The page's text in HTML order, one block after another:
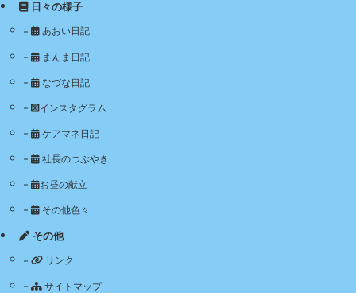
日々の様子
あおい日記
まんま日記
なづな日記
インスタグラム
ケアマネ日記
社長のつぶやき
お昼の献立
その他色々
その他
リンク
サイトマップ